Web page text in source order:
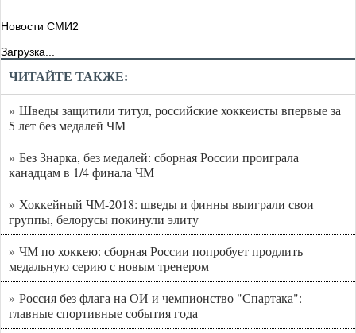
Новости СМИ2
Загрузка...
ЧИТАЙТЕ ТАКЖЕ:
» Шведы защитили титул, российские хоккеисты впервые за
5 лет без медалей ЧМ
» Без Знарка, без медалей: сборная России проиграла
канадцам в 1/4 финала ЧМ
» Хоккейный ЧМ-2018: шведы и финны выиграли свои
группы, белорусы покинули элиту
» ЧМ по хоккею: сборная России попробует продлить
медальную серию с новым тренером
» Россия без флага на ОИ и чемпионство "Спартака":
главные спортивные события года